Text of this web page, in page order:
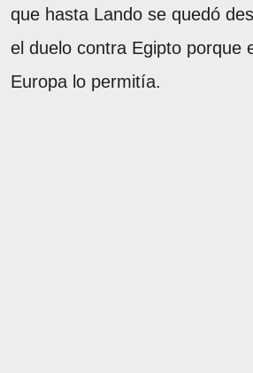
que hasta Lando se quedó
el duelo contra Egipto porque
Europa lo permitía.